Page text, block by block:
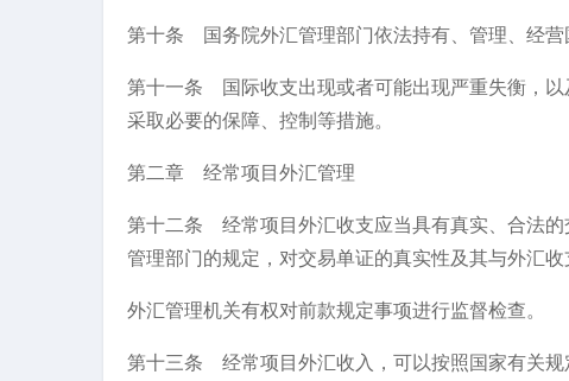
第十条 国务院外汇管理部门依法持有、管理、经营
第十一条 国际收支出现或者可能出现严重失衡，
采取必要的保障、控制等措施。
第二章 经常项目外汇管理
第十二条 经常项目外汇收支应当具有真实、合法
管理部门的规定，对交易单证的真实性及其与外汇收
外汇管理机关有权对前款规定事项进行监督检查。
第十三条 经常项目外汇收入，可以按照国家有关规